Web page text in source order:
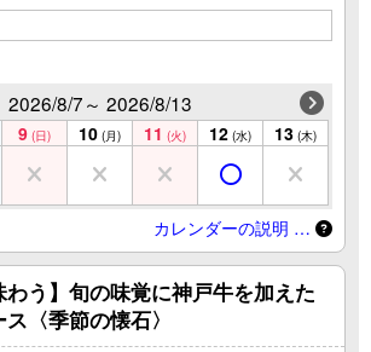
2026/8/7～ 2026/8/13
9 (日) 10 (月) 11 (火) 12 (水) 13 (木)
カレンダーの説明 …
わう】旬の味覚に神戸牛を加えた
〈季節の懐石〉